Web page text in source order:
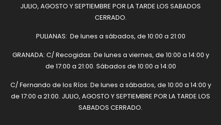
JULIO, AGOSTO Y SEPTIEMBRE POR LA TARDE LOS SABADOS
CERRADO.
PULIANAS: De lunes a sábados, de 10:00 a 21:00
GRANADA: C/ Recogidas: De lunes a viernes, de 10:00 a 14:00 y
de 17:00 a 21:00. Sábados de 10:00 a 14:00
C/ Fernando de los Ríos: De lunes a sábados, de 10:00 a 14:00 y
de 17:00 a 21:00. JULIO, AGOSTO Y SEPTIEMBRE POR LA TARDE LOS
SABADOS CERRADO.